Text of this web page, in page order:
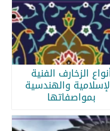
الزخارف الفنية
والهندسية
بمواصفاتها